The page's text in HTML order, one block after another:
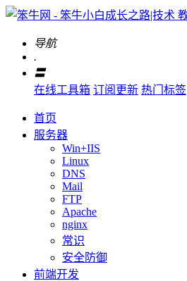
导航
.
〓
在线工具箱 订阅更新 热门标签
首页
服务器
Win+IIS
Linux
DNS
Mail
FTP
Apache
nginx
常识
安全防御
前端开发